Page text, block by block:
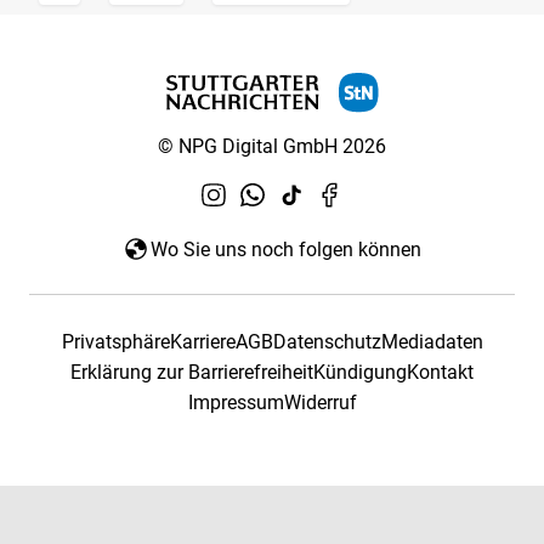
© NPG Digital GmbH 2026
Wo Sie uns noch folgen können
PrivatsphäreKarriereAGBDatenschutzMediadaten
Erklärung zur BarrierefreiheitKündigungKontakt
ImpressumWiderruf